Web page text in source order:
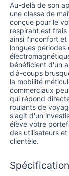
Au-delà de son
une classe de
conçue pour le
respirant est
ainsi l'inconfort
longues périodes
bénéficient d'un
d'à-coups
la mobilité
commerciaux
qui répond
roulants de
s'agit d'un
élève votre
des utilisateurs
clientèle.